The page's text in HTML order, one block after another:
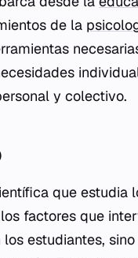
de la
y colectivo.
que estudia
factores que
estudiantes,